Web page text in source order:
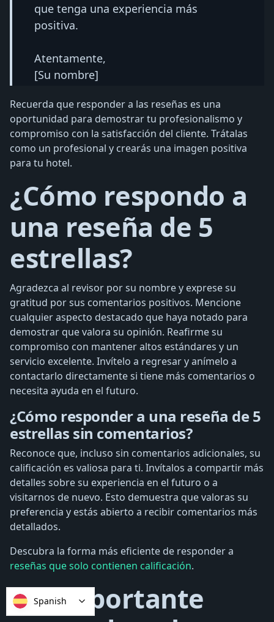
que tenga una experiencia más
positiva.
Atentamente,
[Su nombre]
Recuerda que responder a las reseñas es una
oportunidad para demostrar tu profesionalismo y
compromiso con la satisfacción del cliente. Trátalas
como un profesional y crearás una imagen positiva
para tu hotel.
¿Cómo respondo a
una reseña de 5
estrellas?
Agradezca al revisor por su nombre y exprese su
gratitud por sus comentarios positivos. Mencione
cualquier aspecto destacado que haya notado para
demostrar que valora su opinión. Reafirme su
compromiso con mantener altos estándares y un
servicio excelente. Invítelo a regresar y anímelo a
contactarlo directamente si tiene más comentarios o
necesita ayuda en el futuro.
¿Cómo responder a una reseña de 5
estrellas sin comentarios?
Reconoce que, incluso sin comentarios adicionales, su
calificación es valiosa para ti. Invítalos a compartir más
detalles sobre su experiencia en el futuro o a
visitarnos de nuevo. Esto demuestra que valoras su
preferencia y estás abierto a recibir comentarios más
detallados.
Descubra la forma más eficiente de responder a
reseñas que solo contienen calificación.
¿Es importante
Spanish